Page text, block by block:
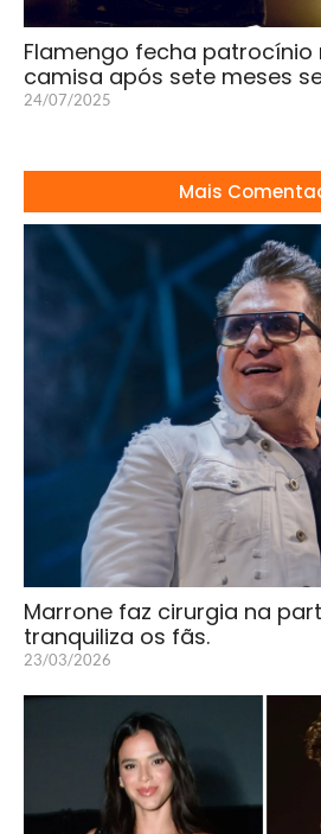
Flamengo fecha
camisa após sete meses
24/07/2025
Mais
Marrone faz cirurgia na
tranquiliza os fãs.
23/03/2026